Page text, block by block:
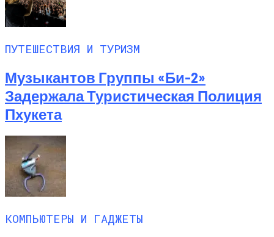
ПУТЕШЕСТВИЯ И ТУРИЗМ
Музыкантов Группы «Би-2»
Задержала Туристическая Полиция
Пхукета
КОМПЬЮТЕРЫ И ГАДЖЕТЫ